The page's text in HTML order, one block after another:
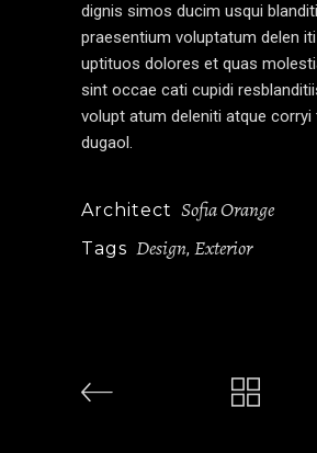
dignis simos ducim usqui
praesentium voluptatum delen
uptituos dolores et quas
sint occae cati cupidi
volupt atum deleniti atque corryi
dugaol.
Architect Sofia Orange
Tags Design, Exterior